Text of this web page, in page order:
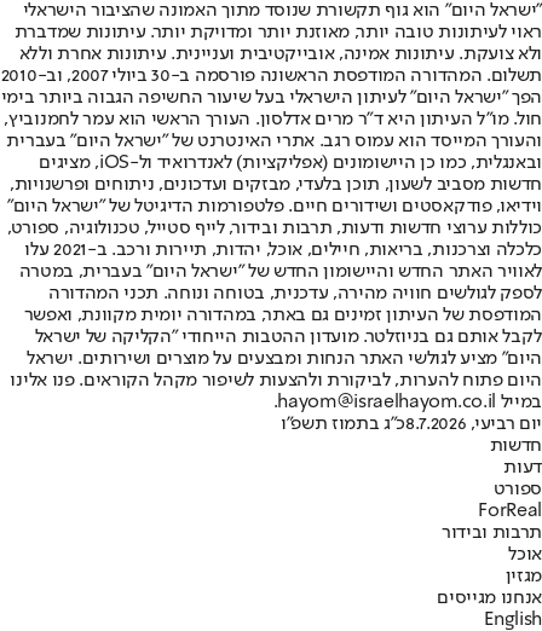
"ישראל היום" הוא גוף תקשורת שנוסד מתוך האמונה שהציבור הישראלי
ראוי לעיתונות טובה יותר, מאוזנת יותר ומדויקת יותר. עיתונות שמדברת
ולא צועקת. עיתונות אמינה, אובייקטיבית ועניינית. עיתונות אחרת וללא
תשלום. המהדורה המודפסת הראשונה פורסמה ב-30 ביולי 2007, וב-2010
הפך "ישראל היום" לעיתון הישראלי בעל שיעור החשיפה הגבוה ביותר בימי
חול. מו"ל העיתון היא ד"ר מרים אדלסון. העורך הראשי הוא עמר לחמנוביץ,
והעורך המייסד הוא עמוס רגב. אתרי האינטרנט של "ישראל היום" בעברית
ובאנגלית, כמו כן היישומונים (אפליקציות) לאנדרואיד ול-iOS, מציגים
חדשות מסביב לשעון, תוכן בלעדי, מבזקים ועדכונים, ניתוחים ופרשנויות,
וידיאו, פודקאסטים ושידורים חיים. פלטפורמות הדיגיטל של "ישראל היום"
כוללות ערוצי חדשות ודעות, תרבות ובידור, לייף סטייל, טכנולוגיה, ספורט,
כלכלה וצרכנות, בריאות, חיילים, אוכל, יהדות, תיירות ורכב. ב-2021 עלו
לאוויר האתר החדש והיישומון החדש של "ישראל היום" בעברית, במטרה
לספק לגולשים חוויה מהירה, עדכנית, בטוחה ונוחה. תכני המהדורה
המודפסת של העיתון זמינים גם באתר, במהדורה יומית מקוונת, ואפשר
לקבל אותם גם בניוזלטר. מועדון ההטבות הייחודי "הקליקה של ישראל
היום" מציע לגולשי האתר הנחות ומבצעים על מוצרים ושירותים. ישראל
היום פתוח להערות, לביקורת ולהצעות לשיפור מקהל הקוראים. פנו אלינו
במייל hayom@israelhayom.co.il.
יום רביעי, 8.7.2026
כ"ג בתמוז תשפ"ו
חדשות
דעות
ספורט
ForReal
תרבות ובידור
אוכל
מגזין
אנחנו מגייסים
English